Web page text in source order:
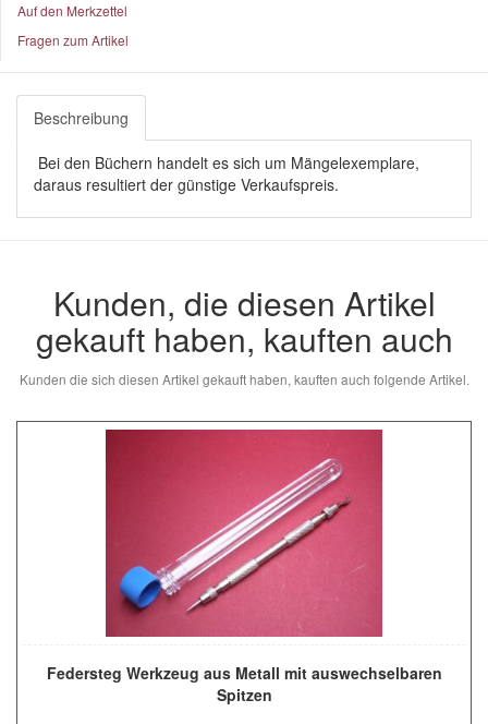
Auf den Merkzettel
Fragen zum Artikel
Beschreibung
Bei den Büchern handelt es sich um Mängelexemplare,
daraus resultiert der günstige Verkaufspreis.
Kunden, die diesen Artikel
gekauft haben, kauften auch
Kunden die sich diesen Artikel gekauft haben, kauften auch folgende Artikel.
Federsteg Werkzeug aus Metall mit auswechselbaren
Spitzen